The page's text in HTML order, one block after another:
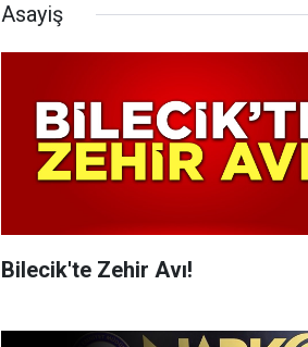
Asayiş
Bilecik'te Zehir Avı!